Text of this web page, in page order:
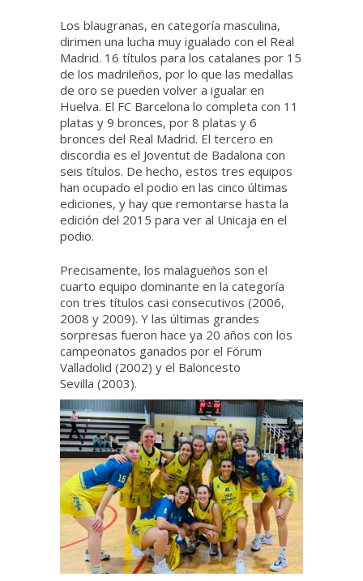
Los blaugranas, en categoría masculina,
dirimen una lucha muy igualado con el Real
Madrid. 16 títulos para los catalanes por 15
de los madrileños, por lo que las medallas
de oro se pueden volver a igualar en
Huelva. El FC Barcelona lo completa con 11
platas y 9 bronces, por 8 platas y 6
bronces del Real Madrid. El tercero en
discordia es el Joventut de Badalona con
seis títulos. De hecho, estos tres equipos
han ocupado el podio en las cinco últimas
ediciones, y hay que remontarse hasta la
edición del 2015 para ver al Unicaja en el
podio.
Precisamente, los malagueños son el
cuarto equipo dominante en la categoría
con tres títulos casi consecutivos (2006,
2008 y 2009). Y las últimas grandes
sorpresas fueron hace ya 20 años con los
campeonatos ganados por el Fórum
Valladolid (2002) y el Baloncesto
Sevilla (2003).